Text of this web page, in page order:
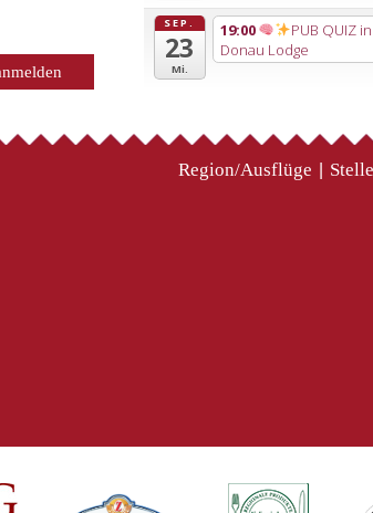
SEP.
23
Mi.
19:00 PUB QUIZ
Donau Lodge
Region/Ausflüge